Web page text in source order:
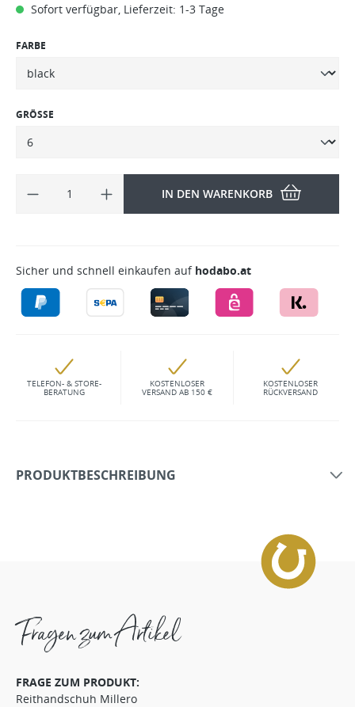
Sofort verfügbar, Lieferzeit: 1-3 Tage
FARBE
GRÖSSE
IN DEN WARENKORB
Sicher und schnell einkaufen auf hodabo.at
TELEFON- & STORE-
BERATUNG
KOSTENLOSER
VERSAND AB 150 €
KOSTENLOSER
RÜCKVERSAND
PRODUKTBESCHREIBUNG
Fragen zum Artikel
FRAGE ZUM PRODUKT:
Reithandschuh Millero